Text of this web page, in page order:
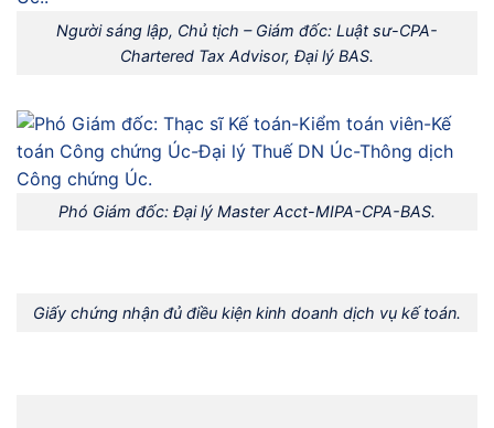
Người sáng lập, Chủ tịch – Giám đốc: Luật sư-CPA-
Chartered Tax Advisor, Đại lý BAS.
Phó Giám đốc: Đại lý Master Acct-MIPA-CPA-BAS.
Giấy chứng nhận đủ điều kiện kinh doanh dịch vụ kế toán.